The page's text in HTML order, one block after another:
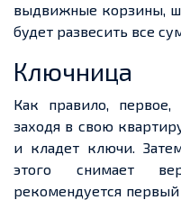
выдвижные корзины,
будет развесить все
Ключница
Как правило,
заходя в свою
и кладет ключи.
этого снимает
рекомендуется